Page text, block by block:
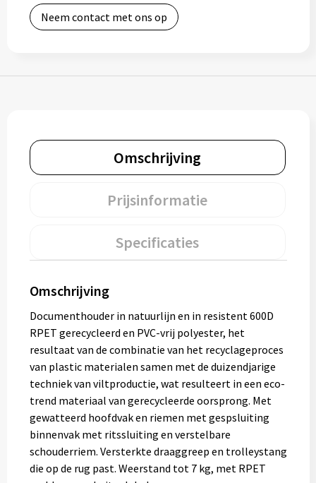
Thermosbekers
Glazen
Snoep
Klassieke paraplu's
Opvouwbare paraplu's
Divers
Technologie
Vrije tijd
Neem contact met ons op
Omschrijving
Prijsinformatie
Specificaties
Omschrijving
Documenthouder in natuurlijn en in resistent 600D
RPET gerecycleerd en PVC-vrij polyester, het
resultaat van de combinatie van het recyclageproces
van plastic materialen samen met de duizendjarige
techniek van viltproductie, wat resulteert in een eco-
trend materiaal van gerecycleerde oorsprong. Met
gewatteerd hoofdvak en riemen met gespsluiting
binnenvak met ritssluiting en verstelbare
schouderriem. Versterkte draaggreep en trolleystang
die op de rug past. Weerstand tot 7 kg, met RPET